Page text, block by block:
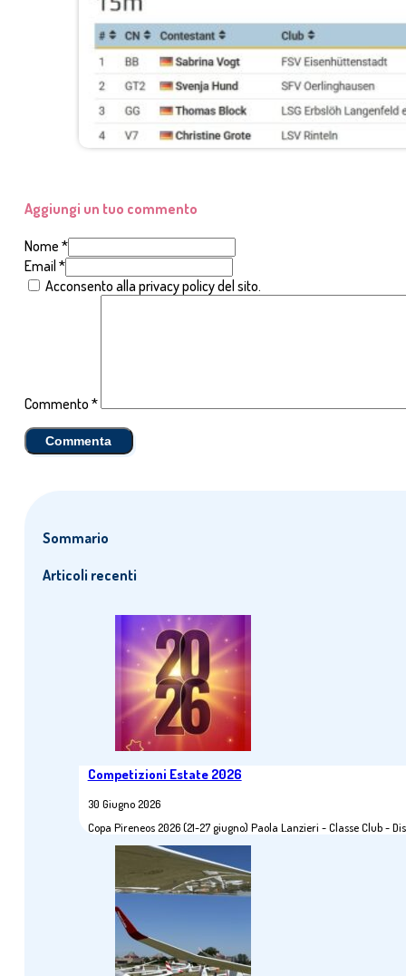
Aggiungi un tuo commento
Nome *
Email *
Acconsento alla privacy policy del sito.
Commento *
Sommario
Articoli recenti
Competizioni Estate 2026
30 Giugno 2026
Copa Pireneos 2026 (21-27 giugno) Paola Lanzieri - Classe Club -